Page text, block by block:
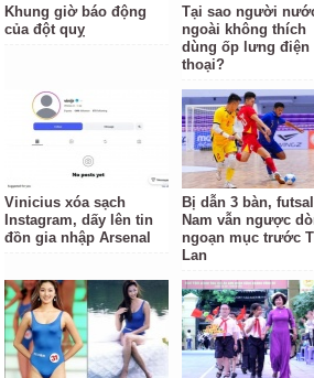
Khung giờ báo động
của đột quỵ
Tại sao người
ngoài không thích
dùng ốp lưng điện
thoại?
Vinicius xóa sạch
Instagram, dấy lên tin
đồn gia nhập Arsenal
Bị dẫn 3 bàn,
Nam vẫn ngược
ngoạn mục trước
Lan